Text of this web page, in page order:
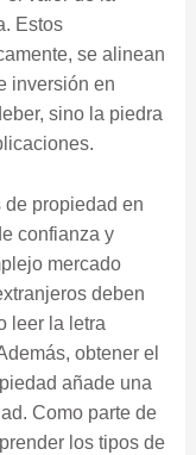
Estos
se alinean
inversión en
sino la piedra
propiedad en
confianza y
mercado
deben
leer la letra
obtener el
añade una
Como parte de
los tipos de